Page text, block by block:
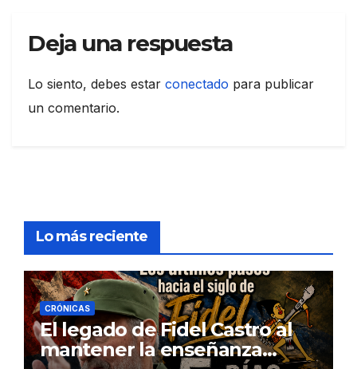
Deja una respuesta
Lo siento, debes estar conectado para publicar
un comentario.
Lo más reciente
CRÓNICAS
El legado de Fidel Castro al
mantener la enseñanza